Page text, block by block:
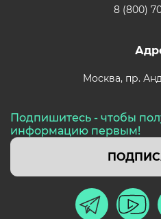
8 (800)
Москва, пр.
Подпишитесь - чтобы
информацию первым!